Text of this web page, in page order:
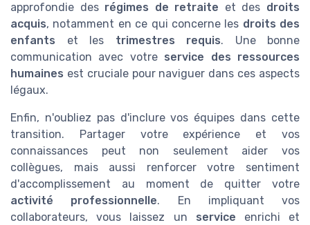
approfondie des régimes de retraite et des droits
acquis, notamment en ce qui concerne les droits des
enfants et les trimestres requis. Une bonne
communication avec votre service des ressources
humaines est cruciale pour naviguer dans ces aspects
légaux.
Enfin, n'oubliez pas d'inclure vos équipes dans cette
transition. Partager votre expérience et vos
connaissances peut non seulement aider vos
collègues, mais aussi renforcer votre sentiment
d'accomplissement au moment de quitter votre
activité professionnelle. En impliquant vos
collaborateurs, vous laissez un service enrichi et